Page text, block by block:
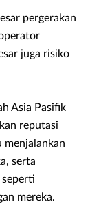
pergerakan
juga risiko
Asia Pasifik
reputasi
menjalankan
serta
mereka.